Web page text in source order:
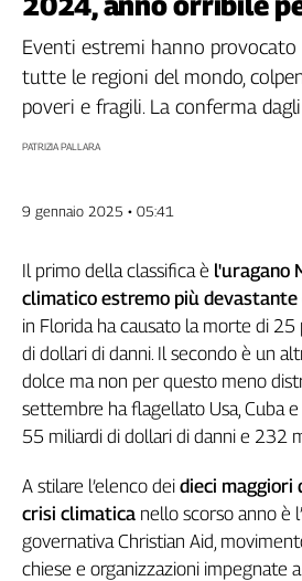
Filcams
Filctem
Fillea
Filt
Flc
Nidil
Slc
Spi
Inca
Caaf
Speciali
di
Genova,
il
sangue
Eventi estremi hanno
tutte le regioni del mondo,
poveri e fragili. La conferma
PATRIZIA PALLARA
9 gennaio 2025 • 05:41
Il primo della classifica è l'uragano
climatico estremo più
in Florida ha causato la morte di
di dollari di danni. Il secondo è un
dolce ma non per questo meno
settembre ha flagellato Usa, Cuba
55 miliardi di dollari di danni e 232
A stilare l’elenco dei dieci
crisi climatica nello scorso anno è
governativa Christian Aid,
chiese e organizzazioni impegnate